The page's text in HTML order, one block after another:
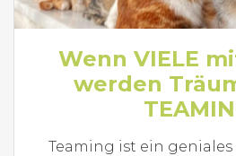
Wenn VIELE
werden
Teaming ist ein geniales